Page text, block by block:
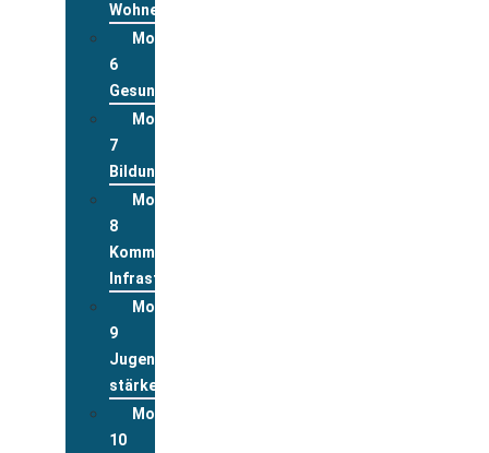
Wohnen
Modul
6
Gesundheit
Modul
7
Bildung
Modul
8
Kommunale
Infrastrukturen
Modul
9
Jugend
stärken
Modul
10